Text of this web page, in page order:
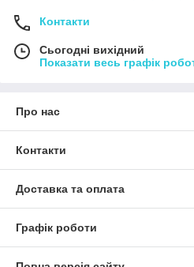
Контакти
Сьогодні вихідний
Показати весь графік
Про нас
Контакти
Доставка та оплата
Графік роботи